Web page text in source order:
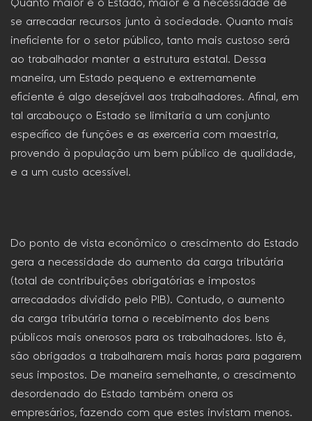
Quanto maior é o Estado, maior é a necessidade de
se arrecadar recursos junto à sociedade. Quanto mais
ineficiente for o setor público, tanto mais custoso será
ao trabalhador manter a estrutura estatal. Dessa
maneira, um Estado pequeno e extremamente
eficiente é algo desejável aos trabalhadores. Afinal, em
tal arcabouço o Estado se limitaria a um conjunto
específico de funções e as exerceria com maestria,
provendo à população um bem público de qualidade,
e a um custo acessível.
Do ponto de vista econômico o crescimento do Estado
gera a necessidade do aumento da carga tributária
(total de contribuições obrigatórias e impostos
arrecadados dividido pelo PIB). Contudo, o aumento
da carga tributária torna o recebimento dos bens
públicos mais onerosos para os trabalhadores. Isto é,
são obrigados a trabalharem mais horas para pagarem
seus impostos. De maneira semelhante, o crescimento
desordenado do Estado também onera os
empresários, fazendo com que estes invistam menos.